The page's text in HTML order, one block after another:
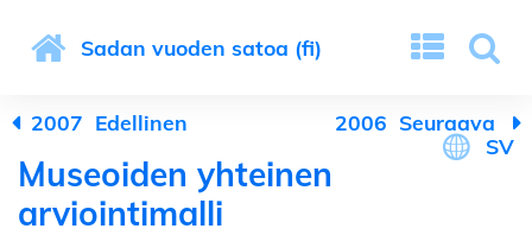
Sadan vuoden satoa (fi)
SV
2007 Edellinen 2006 Seuraava
Museoiden yhteinen
arviointimalli